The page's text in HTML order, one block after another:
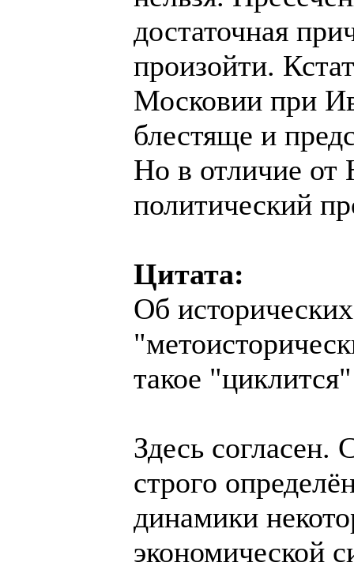
достаточная
произойти.
Московии при
блестяще и
Но в отличие от
политический
Цитата:
Об
такое
Здесь согласен.
строго
динамики
экономической